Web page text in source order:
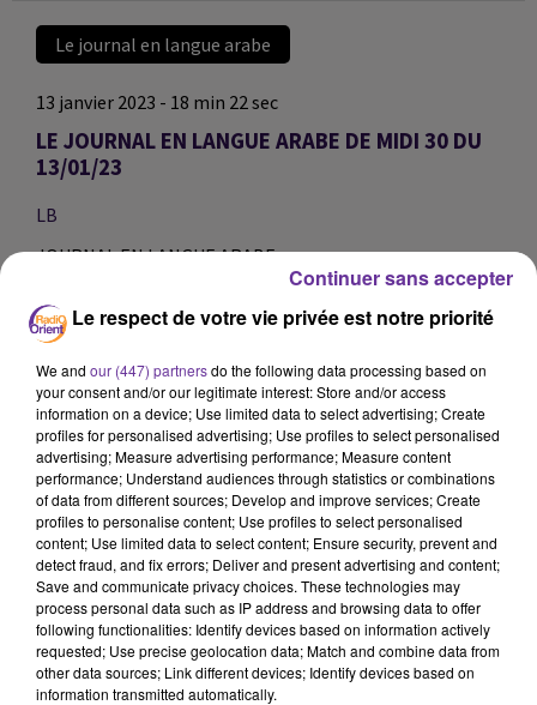
Le journal en langue arabe
13 janvier 2023 - 18 min 22 sec
LE JOURNAL EN LANGUE ARABE DE MIDI 30 DU
13/01/23
LB
JOURNAL EN LANGUE ARABE
العناوين
في إطار إصلاح منظومة دعم المحروقات، الحكومة التونسية
تخطط لإلغاء الدعم عن ثلاثة أصناف من المحروقات مع نهاية
هذا العام...
جائزة الرئيس الجزائري للأدب و اللغة الامازيغية في طبعتها
الثالثة تمنح بغرداية ، لنادية عقاب خلال حفل شهد ايضا منح
جوائز التراث الثقافي اللامادي و علوم اللغة الامازيغية و
التكنولوجيا....
Le respect de votre vie privée est notre priorité
We and our (447) partnersdo the following data processing based on
your consent and/or our legitimate interest: Store and/or access
information on a device; Use limited data to select advertising; Create
profiles for personalised advertising; Use profiles to select personalised
advertising; Measure advertising performance; Measure content
performance; Understand audiences through statistics or combinations
of data from different sources; Develop and improve services; Create
profiles to personalise content; Use profiles to select personalised
content; Use limited data to select content; Ensure security, prevent and
detect fraud, and fix errors; Deliver and present advertising and content;
Save and communicate privacy choices. These technologies may
process personal data such as IP address and browsing data to offer
following functionalities: Identify devices based on information actively
requested; Use precise geolocation data; Match and combine data from
other data sources; Link different devices; Identify devices based on
information transmitted automatically.
Continuer sans accepter